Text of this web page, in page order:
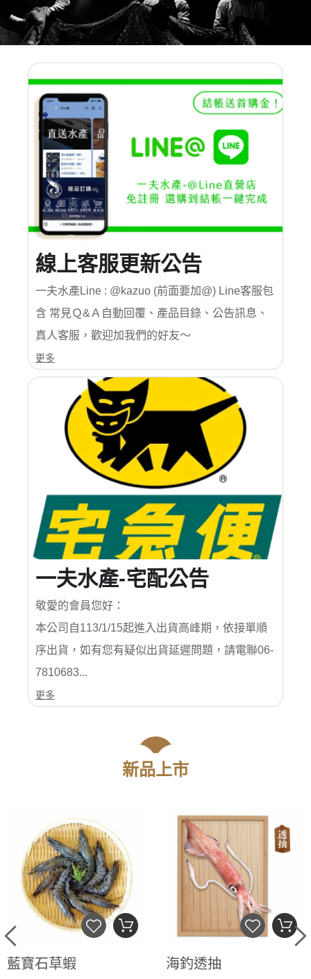
線上客服更新公告
一夫水產Line : @kazuo (前面要加@) Line客服包
含 常見Ｑ&Ａ自動回覆、產品目錄、公告訊息、
真人客服，歡迎加我們的好友～
更多
一夫水產-宅配公告
敬愛的會員您好：
本公司自113/1/15起進入出貨高峰期，依接單順
序出貨，如有您有疑似出貨延遲問題，請電聯06-
7810683...
更多
新品上市
藍寶石草蝦 海釣透抽